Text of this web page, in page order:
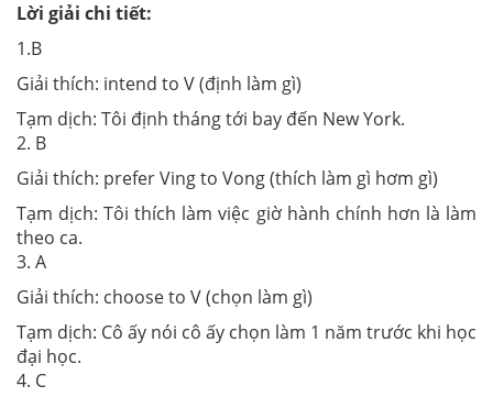
Lời giải chi tiết:
1.B
Giải thích: intend to V (định làm gì)
Tạm dịch: Tôi định tháng tới bay đến New York.
2. B
Giải thích: prefer Ving to Vong (thích làm gì hơm gì)
Tạm dịch: Tôi thích làm việc giờ hành chính hơn là làm
theo ca.
3. A
Giải thích: choose to V (chọn làm gì)
Tạm dịch: Cô ấy nói cô ấy chọn làm 1 năm trước khi học
đại học.
4. C